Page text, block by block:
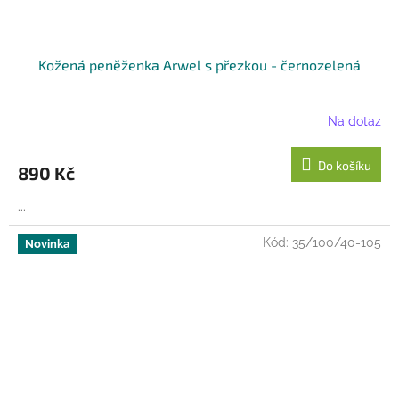
Kožená peněženka Arwel s přezkou - černozelená
Na dotaz
890 Kč Do košíku
...
Novinka Kód: 35/100/40-105